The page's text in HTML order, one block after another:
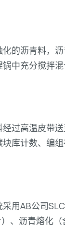
的沥青料，
中充分搅拌混
过高温皮带
库计数、编组
用AB公司
、沥青熔化（